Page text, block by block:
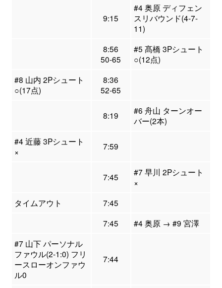
9:15
#4 奥原 ディフェン
スリバウンド(4-7-
11)
8:56
50-65
#5 髙橋 3Pシュート
○(12点)
#8 山内 2Pシュート
○(17点)
8:36
52-65
8:19
#6 舟山 ターンオー
バー(2本)
#4 近藤 3Pシュート
×
7:59
7:45
#7 早川 2Pシュート
×
タイムアウト
7:45
7:45
#4 奥原 → #9 宮澤
#7 山下 パーソナル
ファウル(2-1:0) フリ
ースローオンファウ
ル0
7:44